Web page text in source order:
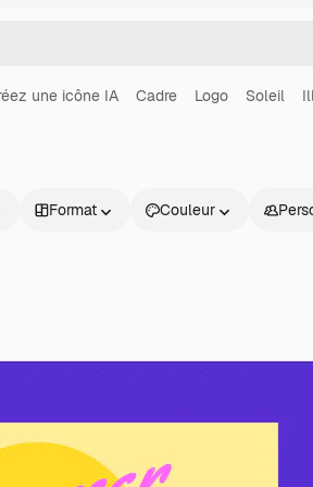
une icône IA Cadre Logo Soleil
Format Couleur